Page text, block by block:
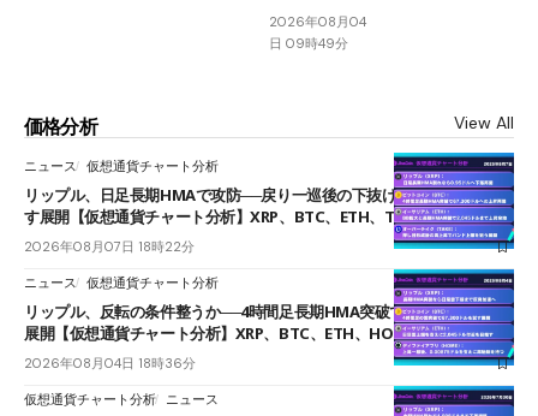
2026年08月04
日 09時49分
価格分析 View All
ニュース 仮想通貨チャート分析
リップル、日足長期HMAで攻防──戻り一巡後の下抜けで0.95ドルを試
す展開【仮想通貨チャート分析】XRP、BTC、ETH、TAKE
2026年08月07日 18時22分
ニュース 仮想通貨チャート分析
リップル、反転の条件整うか──4時間足長期HMA突破で雲下端を目指す
展開【仮想通貨チャート分析】XRP、BTC、ETH、HOME
2026年08月04日 18時36分
仮想通貨チャート分析 ニュース